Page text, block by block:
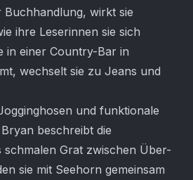
Buchhandlung, wirkt sie
ihre Leserinnen sie sich
in einer Country-Bar in
wechselt sie zu Jeans und
und funktionale
beschreibt die
Grat zwischen Über-
sie mit Seehorn gemeinsam